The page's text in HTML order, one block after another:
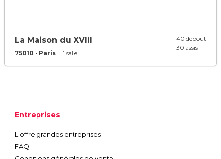
La Maison du XVIII
75010 - Paris 1 salle
40 debout
30 assis
Entreprises
L'offre grandes entreprises
FAQ